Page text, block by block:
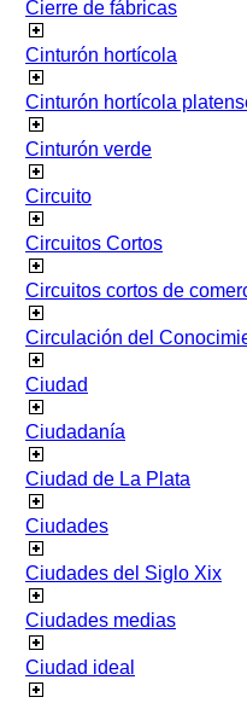
Cierre de fábricas
Cinturón hortícola
Cinturón hortícola
Cinturón verde
Circuito
Circuitos Cortos
Circuitos cortos de
Circulación del
Ciudad
Ciudadanía
Ciudad de La Plata
Ciudades
Ciudades del Siglo Xix
Ciudades medias
Ciudad ideal